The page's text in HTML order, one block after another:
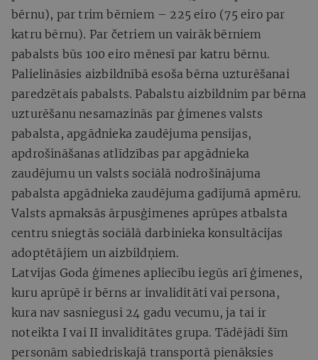
bērnu), par trim bērniem – 225 eiro (75 eiro par
katru bērnu). Par četriem un vairāk bērniem
pabalsts būs 100 eiro mēnesī par katru bērnu.
Palielināsies aizbildnībā esoša bērna uzturēšanai
paredzētais pabalsts. Pabalstu aizbildnim par bērna
uzturēšanu nesamazinās par ģimenes valsts
pabalsta, apgādnieka zaudējuma pensijas,
apdrošināšanas atlīdzības par apgādnieka
zaudējumu un valsts sociālā nodrošinājuma
pabalsta apgādnieka zaudējuma gadījumā apmēru.
Valsts apmaksās ārpusģimenes aprūpes atbalsta
centru sniegtās sociālā darbinieka konsultācijas
adoptētājiem un aizbildņiem.
Latvijas Goda ģimenes apliecību iegūs arī ģimenes,
kuru aprūpē ir bērns ar invaliditāti vai persona,
kura nav sasniegusi 24 gadu vecumu, ja tai ir
noteikta I vai II invaliditātes grupa. Tādējādi šīm
personām sabiedriskajā transportā pienāksies